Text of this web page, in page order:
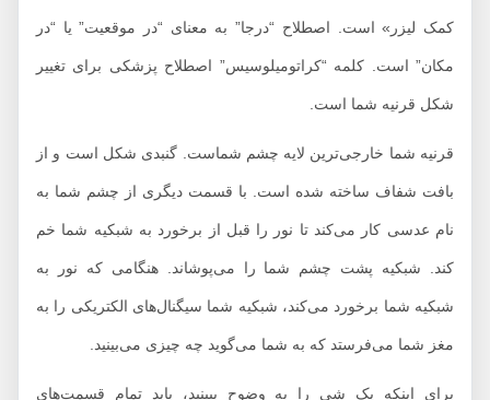
کمک لیزر» است. اصطلاح “درجا” به معنای “در موقعیت” یا “در
مکان” است. کلمه “کراتومیلوسیس” اصطلاح پزشکی برای تغییر
شکل قرنیه شما است.
قرنیه شما خارجی‌ترین لایه چشم شماست. گنبدی شکل است و از
بافت شفاف ساخته شده است. با قسمت دیگری از چشم شما به
نام عدسی کار می‌کند تا نور را قبل از برخورد به شبکیه شما خم
کند. شبکیه پشت چشم شما را می‌پوشاند. هنگامی که نور به
شبکیه شما برخورد می‌کند، شبکیه شما سیگنال‌های الکتریکی را به
مغز شما می‌فرستد که به شما می‌گوید چه چیزی می‌بینید.
برای اینکه یک شی را به وضوح ببینید، باید تمام قسمت‌های